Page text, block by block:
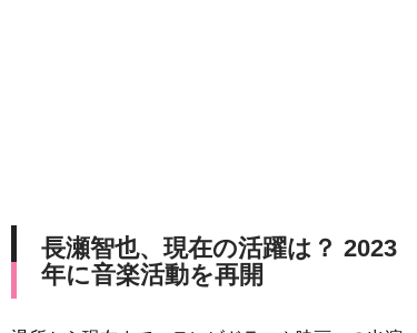
長瀬智也、現在の活躍は？ 2023
年に音楽活動を再開